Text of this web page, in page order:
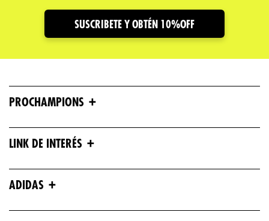
SUSCRIBETE Y OBTÉN 10%OFF
PROCHAMPIONS +
LINK DE INTERÉS +
ADIDAS +